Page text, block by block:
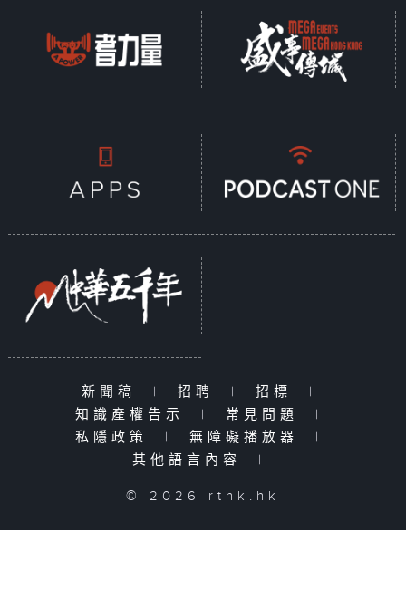
新聞稿 | 招聘 | 招標
|
知識產權告示
| 常見問題
|
私隱政策
| 無障礙播放器
|
其他語言內容
|
© 2026 rthk.hk